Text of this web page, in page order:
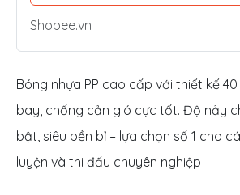
Shopee.vn
Bóng nhựa PP cao cấp với thiết kế
bay, chống cản gió cực tốt. Độ nảy
bật, siêu bền bỉ – lựa chọn số 1 cho
luyện và thi đấu chuyên nghiệp